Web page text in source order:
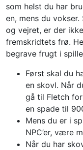
som helst du har
en, mens du
og vejret, er der
fremskridtets frø.
begrave frugt i
Først skal du
en skovl. Når
gå til Fletch
en spade til
Mens du er i
NPC’er, være
Når du har